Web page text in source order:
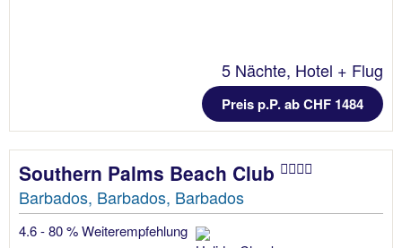
5 Nächte, Hotel + Flug
Preis p.P. ab CHF 1484
Southern Palms Beach Club
Barbados, Barbados, Barbados
4.6 - 80 % Weiterempfehlung